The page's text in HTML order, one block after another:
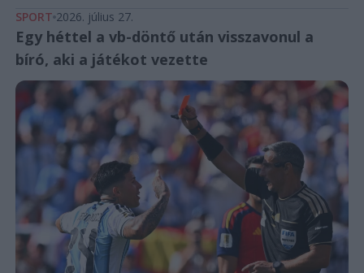
SPORT 2026. július 27.
Egy héttel a vb-döntő után visszavonul a
bíró, aki a játékot vezette